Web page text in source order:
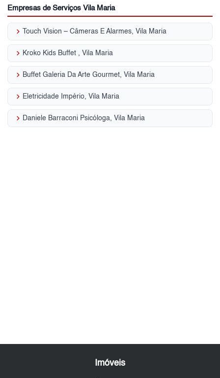
Empresas de Serviços Vila Maria
keyboard_arrow_right Touch Vision – Câmeras E Alarmes, Vila Maria
keyboard_arrow_right Kroko Kids Buffet , Vila Maria
keyboard_arrow_right Buffet Galeria Da Arte Gourmet, Vila Maria
keyboard_arrow_right Eletricidade Império, Vila Maria
keyboard_arrow_right Daniele Barraconi Psicóloga, Vila Maria
Imóveis